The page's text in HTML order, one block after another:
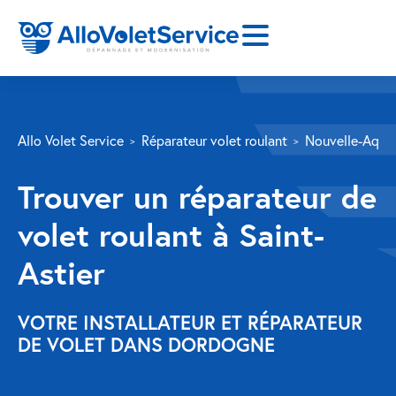
Volet roulant
Réparation
Volet roulant Velux
Au-delà de la fenêtre
Réparation store banne
Réparation portail
Allo Volet Service Réparateur volet roulant Nouvelle-
Trouver un réparateur de
volet roulant à Saint-
Astier
VOTRE INSTALLATEUR ET RÉPARATEUR
DE VOLET DANS DORDOGNE